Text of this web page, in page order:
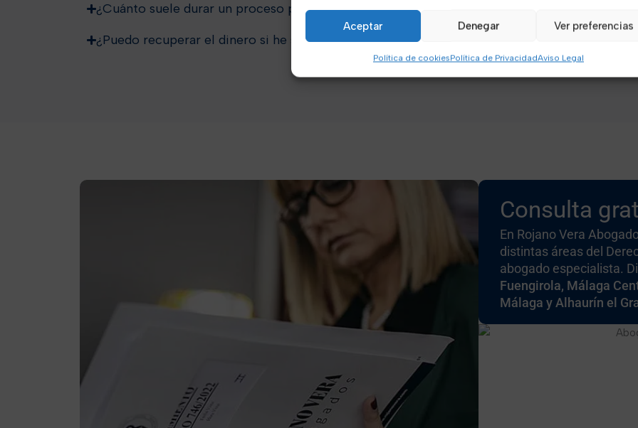
Aceptar Denegar Ver preferencias
Política de cookiesPolítica de PrivacidadAviso Legal
¿Cuánto suele durar un proceso por estafa?
¿Puedo recuperar el dinero si he sido víctima de una estafa?
Consulta
En Rojano Vera
distintas áreas del
abogado especialista.
Fuengirola, Málaga
Málaga y Alhaurín el